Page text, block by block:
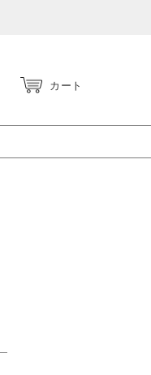
カート